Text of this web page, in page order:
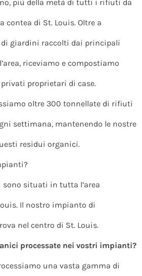
più della metà di tutti i rifiuti da
contea di St. Louis. Oltre a
giardini raccolti dai principali
riceviamo e compostiamo
proprietari di case.
oltre 300 tonnellate di rifiuti
settimana, mantenendo le nostre
residui organici.
situati in tutta l’area
Il nostro impianto di
nel centro di St. Louis.
processate nei vostri impianti?
una vasta gamma di